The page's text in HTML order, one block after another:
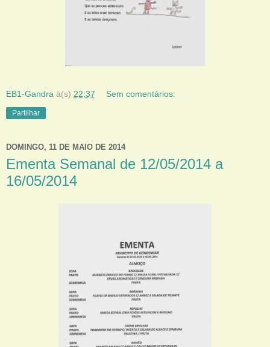
EB1-Gandra à(s) 22:37 Sem comentários:
Partilhar
DOMINGO, 11 DE MAIO DE 2014
Ementa Semanal de 12/05/2014 a
16/05/2014